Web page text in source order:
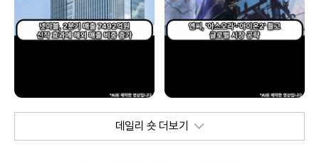
데일리 숏 더보기